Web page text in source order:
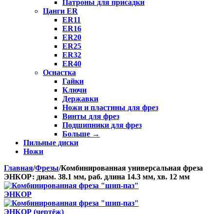
Патроны для присадки
Цанги ER
ER11
ER16
ER20
ER25
ER32
ER40
Оснастка
Гайки
Ключи
Державки
Ножи и пластины для фрез
Винты для фрез
Подшипники для фрез
Больше →
Пильные диски
Ножи
Главная/Фрезы/Комбинированная универсальная фреза
ЭНКОР: диам. 38.1 мм, раб. длина 14.3 мм, хв. 12 мм